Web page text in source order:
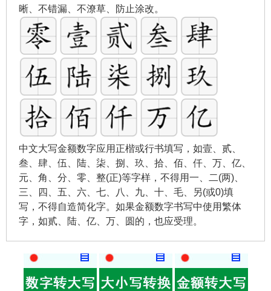
晰、不错漏、不潦草、防止涂改。
中文大写金额数字应用正楷或行书填写，如壹、贰、
叁、肆、伍、陆、柒、捌、玖、拾、佰、仟、万、亿、
元、角、分、零、整(正)等字样，不得用一、二(两)、
三、四、五、六、七、八、九、十、毛、另(或0)填
写，不得自造简化字。如果金额数字书写中使用繁体
字，如贰、陆、亿、万、圆的，也应受理。